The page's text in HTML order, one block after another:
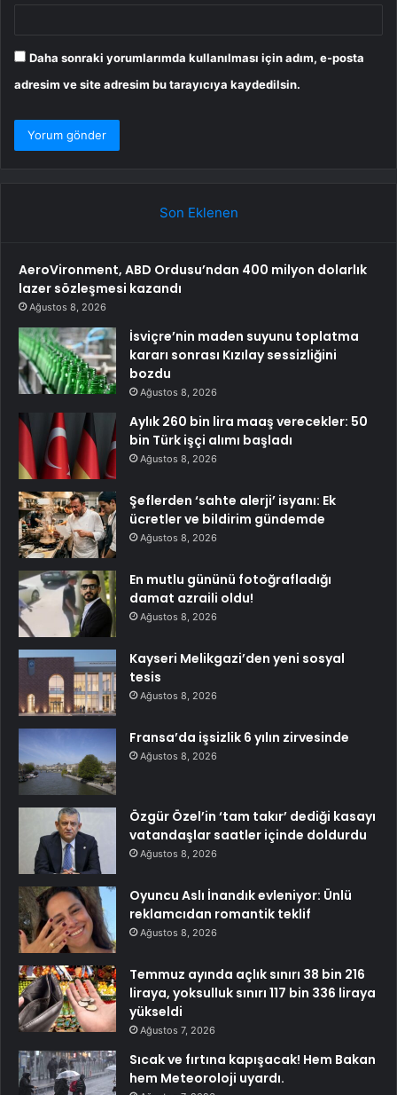
Daha sonraki yorumlarımda kullanılması için adım, e-posta
adresim ve site adresim bu tarayıcıya kaydedilsin.
Son Eklenen
AeroVironment, ABD Ordusu’ndan 400 milyon dolarlık
lazer sözleşmesi kazandı
Ağustos 8, 2026
İsviçre’nin maden suyunu toplatma
kararı sonrası Kızılay sessizliğini
bozdu
Ağustos 8, 2026
Aylık 260 bin lira maaş verecekler: 50
bin Türk işçi alımı başladı
Ağustos 8, 2026
Şeflerden ‘sahte alerji’ isyanı: Ek
ücretler ve bildirim gündemde
Ağustos 8, 2026
En mutlu gününü fotoğrafladığı
damat azraili oldu!
Ağustos 8, 2026
Kayseri Melikgazi’den yeni sosyal
tesis
Ağustos 8, 2026
Fransa’da işsizlik 6 yılın zirvesinde
Ağustos 8, 2026
Özgür Özel’in ‘tam takır’ dediği kasayı
vatandaşlar saatler içinde doldurdu
Ağustos 8, 2026
Oyuncu Aslı İnandık evleniyor: Ünlü
reklamcıdan romantik teklif
Ağustos 8, 2026
Temmuz ayında açlık sınırı 38 bin 216
liraya, yoksulluk sınırı 117 bin 336 liraya
yükseldi
Ağustos 7, 2026
Sıcak ve fırtına kapışacak! Hem Bakan
hem Meteoroloji uyardı.